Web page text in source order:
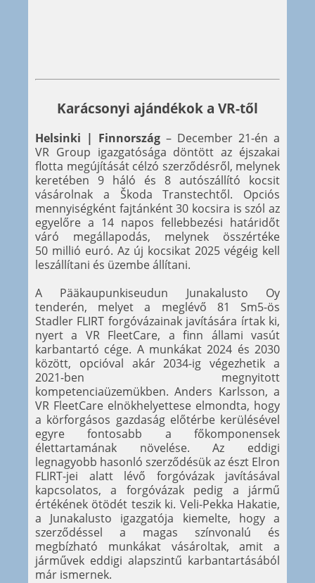
Karácsonyi ajándékok a VR-től
Helsinki | Finnország – December 21-én a
VR Group igazgatósága döntött az éjszakai
flotta megújítását célzó szerződésről, melynek
keretében 9 háló és 8 autószállító kocsit
vásárolnak a Škoda Transtechtől. Opciós
mennyiségként fajtánként 30 kocsira is szól az
egyelőre a 14 napos fellebbezési határidőt
váró megállapodás, melynek összértéke
50 millió euró. Az új kocsikat 2025 végéig kell
leszállítani és üzembe állítani.
A Pääkaupunkiseudun Junakalusto Oy
tenderén, melyet a meglévő 81 Sm5-ös
Stadler FLIRT forgóvázainak javítására írtak ki,
nyert a VR FleetCare, a finn állami vasút
karbantartó cége. A munkákat 2024 és 2030
között, opcióval akár 2034-ig végezhetik a
2021-ben megnyitott
kompetenciaüzemükben. Anders Karlsson, a
VR FleetCare elnökhelyettese elmondta, hogy
a körforgásos gazdaság előtérbe kerülésével
egyre fontosabb a főkomponensek
élettartamának növelése. Az eddigi
legnagyobb hasonló szerződésük az észt Elron
FLIRT-jei alatt lévő forgóvázak javításával
kapcsolatos, a forgóvázak pedig a jármű
értékének ötödét teszik ki. Veli-Pekka Hakatie,
a Junakalusto igazgatója kiemelte, hogy a
szerződéssel a magas színvonalú és
megbízható munkákat vásároltak, amit a
járművek eddigi alapszintű karbantartásából
már ismernek.